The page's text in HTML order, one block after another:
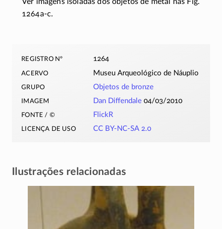
Ver imagens isoladas dos objetos de metal nas Fig.
1264a-c.
registro nº 1264
acervo Museu Arqueológico de Náuplio
grupo Objetos de bronze
imagem Dan Diffendale 04/03/2010
fonte / © FlickR
licença de uso CC BY-NC-SA 2.0
Ilustrações relacionadas